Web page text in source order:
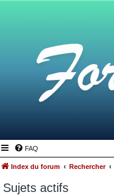
FAQ
Index du forum Rechercher
Sujets actifs